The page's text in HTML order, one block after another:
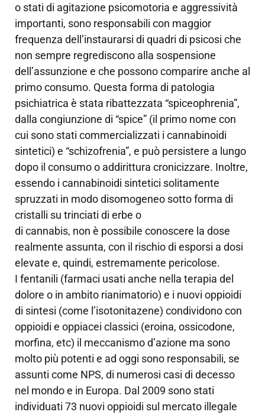
o stati di agitazione psicomotoria e aggressività
importanti, sono responsabili con maggior
frequenza dell’instaurarsi di quadri di psicosi che
non sempre regrediscono alla sospensione
dell’assunzione e che possono comparire anche al
primo consumo. Questa forma di patologia
psichiatrica è stata ribattezzata “spiceophrenia”,
dalla congiunzione di “spice” (il primo nome con
cui sono stati commercializzati i cannabinoidi
sintetici) e “schizofrenia”, e può persistere a lungo
dopo il consumo o addirittura cronicizzare. Inoltre,
essendo i cannabinoidi sintetici solitamente
spruzzati in modo disomogeneo sotto forma di
cristalli su trinciati di erbe o
di cannabis, non è possibile conoscere la dose
realmente assunta, con il rischio di esporsi a dosi
elevate e, quindi, estremamente pericolose.
I fentanili (farmaci usati anche nella terapia del
dolore o in ambito rianimatorio) e i nuovi oppioidi
di sintesi (come l’isotonitazene) condividono con
oppioidi e oppiacei classici (eroina, ossicodone,
morfina, etc) il meccanismo d’azione ma sono
molto più potenti e ad oggi sono responsabili, se
assunti come NPS, di numerosi casi di decesso
nel mondo e in Europa. Dal 2009 sono stati
individuati 73 nuovi oppioidi sul mercato illegale